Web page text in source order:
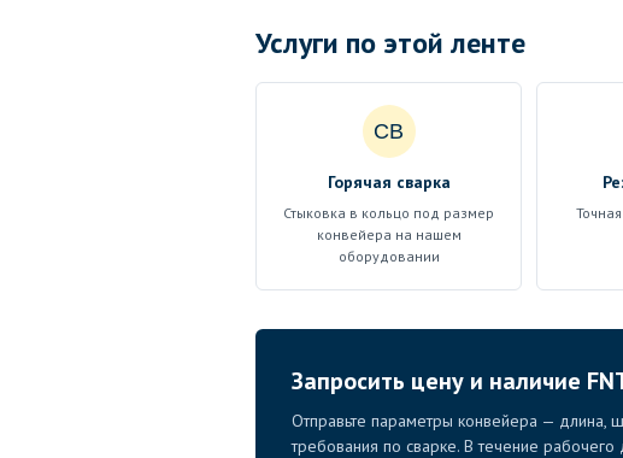
Услуги по этой ленте
СВ
Горячая сварка
Стыковка в кольцо под размер
конвейера на нашем
оборудовании
Запросить цену и наличие
Отправьте параметры конвейера — длина,
требования по сварке. В течение рабочего